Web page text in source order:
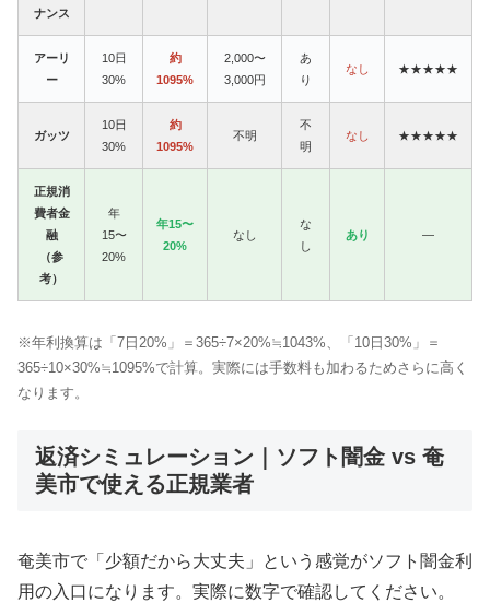
ナンス
アーリ
ー
10日
30%
約
1095%
2,000〜
3,000円
あ
り
なし ★★★★★
ガッツ
10日
30%
約
1095%
不明
不
明
なし ★★★★★
正規消
費者金
融
（参
考）
年
15〜
20%
年15〜
20%
なし
な
し
あり —
※年利換算は「7日20%」＝365÷7×20%≒1043%、「10日30%」＝
365÷10×30%≒1095%で計算。実際には手数料も加わるためさらに高く
なります。
返済シミュレーション｜ソフト闇金 vs 奄
美市で使える正規業者
奄美市で「少額だから大丈夫」という感覚がソフト闇金利
用の入口になります。実際に数字で確認してください。